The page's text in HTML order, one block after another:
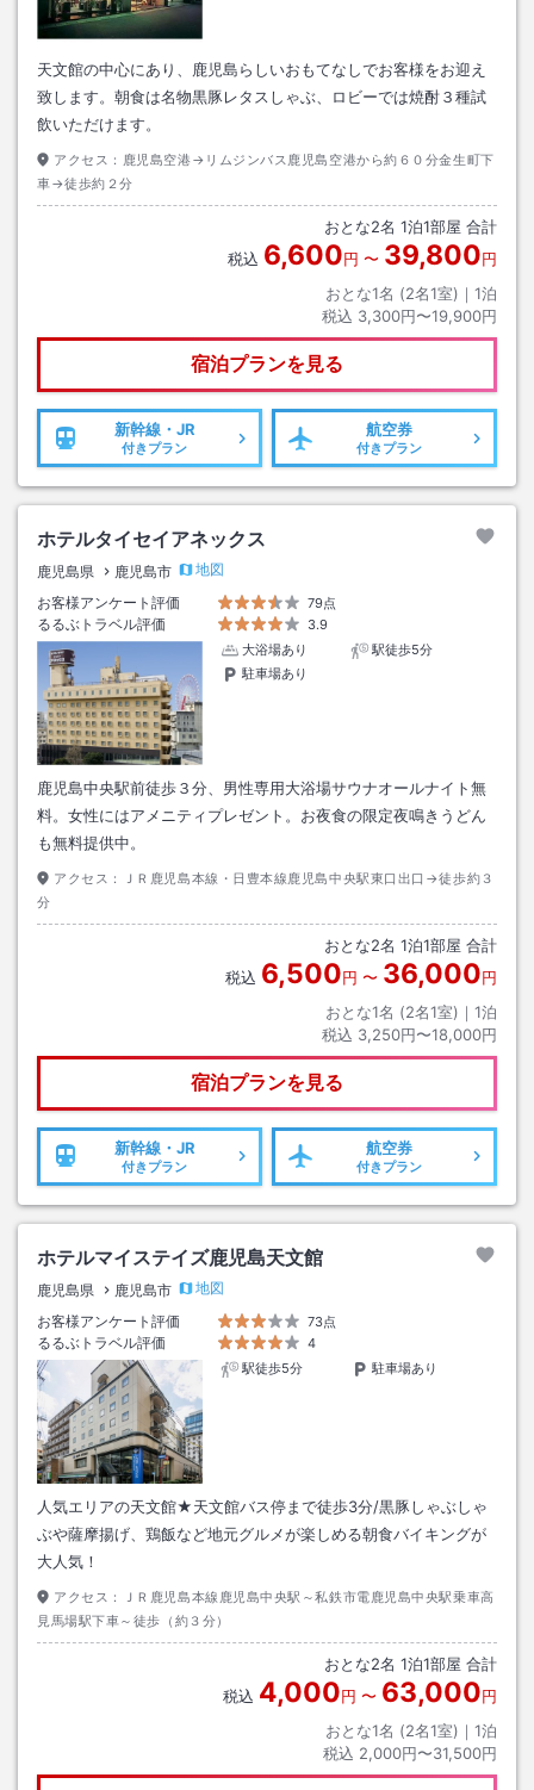
天文館の中心にあり、鹿児島らしいおもてなしでお客様をお迎え
致します。朝食は名物黒豚レタスしゃぶ、ロビーでは焼酎３種試
飲いただけます。
アクセス： 鹿児島空港→リムジンバス鹿児島空港から約６０分金生町下
車→徒歩約２分
おとな2名 1泊1部屋 合計
税込 6,600円 〜 39,800円
おとな1名 (2名1室)｜ 1泊
税込 3,300円〜19,900円
宿泊プランを見る
新幹線・JR
付きプラン
航空券
付きプラン
ホテルタイセイアネックス
鹿児島県 鹿児島市
地図
お客様アンケート評価
79点
るるぶトラベル評価
3.9
大浴場あり
駅徒歩5分
駐車場あり
鹿児島中央駅前徒歩３分、男性専用大浴場サウナオールナイト無
料。女性にはアメニティプレゼント。お夜食の限定夜鳴きうどん
も無料提供中。
アクセス：
ＪＲ鹿児島本線・日豊本線鹿児島中央駅東口出口→徒歩約３
分
おとな2名 1泊1部屋 合計
税込 6,500円 〜 36,000円
おとな1名 (2名1室)｜ 1泊
税込 3,250円〜18,000円
宿泊プランを見る
新幹線・JR
付きプラン
航空券
付きプラン
ホテルマイステイズ鹿児島天文館
鹿児島県 鹿児島市
地図
お客様アンケート評価
73点
るるぶトラベル評価
4
駅徒歩5分
駐車場あり
人気エリアの天文館★天文館バス停まで徒歩3分/黒豚しゃぶしゃ
ぶや薩摩揚げ、鶏飯など地元グルメが楽しめる朝食バイキングが
大人気！
アクセス：
ＪＲ鹿児島本線鹿児島中央駅～私鉄市電鹿児島中央駅乗車高
見馬場駅下車～徒歩（約３分）
おとな2名 1泊1部屋 合計
税込 4,000円 〜 63,000円
おとな1名 (2名1室)｜ 1泊
税込 2,000円〜31,500円